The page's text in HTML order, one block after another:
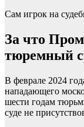
Сам игрок на
За что
тюремный
В феврале 2024
нападающего
шести годам
суде не